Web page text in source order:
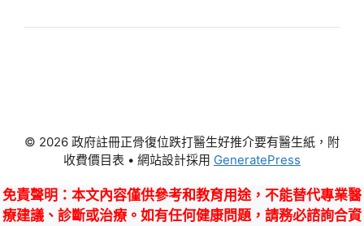
© 2026 政府註冊正骨復位跌打醫生好推介要有醫生紙，附
收費價目表 • 網站設計採用 GeneratePress
免責聲明 ：本文內容僅供參考和教育用途，不能替代專業醫
療建議、診斷或治療。如有任何健康問題，請務必諮詢合資